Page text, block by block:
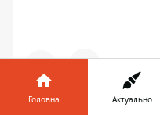
Головна Актуально